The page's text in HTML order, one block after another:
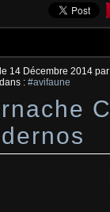
14 Décembre 2014
: #avifaune